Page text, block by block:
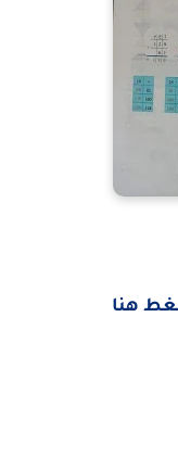
هنا